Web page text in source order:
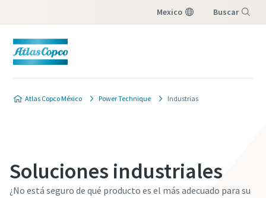
Mexico Buscar
Atlas Copco México Power Technique Industrias
Soluciones industriales
¿No está seguro de qué producto es el más adecuado para su